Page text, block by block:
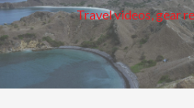
Travel videos, gear